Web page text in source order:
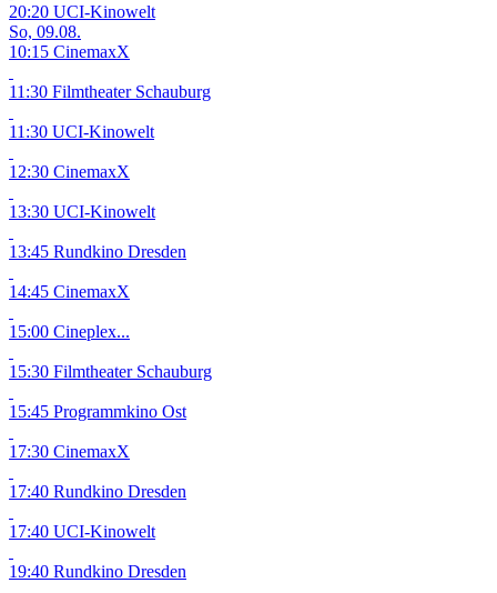
20:20 UCI-Kinowelt
So, 09.08.
10:15 CinemaxX
11:30 Filmtheater Schauburg
11:30 UCI-Kinowelt
12:30 CinemaxX
13:30 UCI-Kinowelt
13:45 Rundkino Dresden
14:45 CinemaxX
15:00 Cineplex...
15:30 Filmtheater Schauburg
15:45 Programmkino Ost
17:30 CinemaxX
17:40 Rundkino Dresden
17:40 UCI-Kinowelt
19:40 Rundkino Dresden